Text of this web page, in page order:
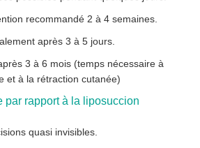
recommandé 2 à 4 semaines.
après 3 à 5 jours.
3 à 6 mois (temps nécessaire à
et à la rétraction cutanée)
par rapport à la liposuccion
quasi invisibles.